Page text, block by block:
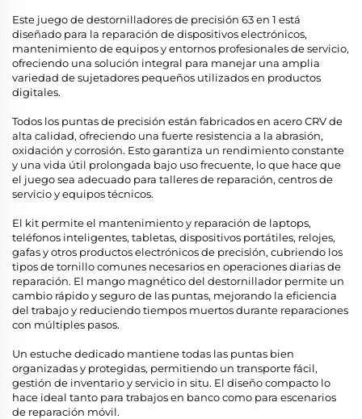
Este juego de destornilladores de precisión 63 en 1 está
diseñado para la reparación de dispositivos electrónicos,
mantenimiento de equipos y entornos profesionales de servicio,
ofreciendo una solución integral para manejar una amplia
variedad de sujetadores pequeños utilizados en productos
digitales.
Todos los puntas de precisión están fabricados en acero CRV de
alta calidad, ofreciendo una fuerte resistencia a la abrasión,
oxidación y corrosión. Esto garantiza un rendimiento constante
y una vida útil prolongada bajo uso frecuente, lo que hace que
el juego sea adecuado para talleres de reparación, centros de
servicio y equipos técnicos.
El kit permite el mantenimiento y reparación de laptops,
teléfonos inteligentes, tabletas, dispositivos portátiles, relojes,
gafas y otros productos electrónicos de precisión, cubriendo los
tipos de tornillo comunes necesarios en operaciones diarias de
reparación. El mango magnético del destornillador permite un
cambio rápido y seguro de las puntas, mejorando la eficiencia
del trabajo y reduciendo tiempos muertos durante reparaciones
con múltiples pasos.
Un estuche dedicado mantiene todas las puntas bien
organizadas y protegidas, permitiendo un transporte fácil,
gestión de inventario y servicio in situ. El diseño compacto lo
hace ideal tanto para trabajos en banco como para escenarios
de reparación móvil.